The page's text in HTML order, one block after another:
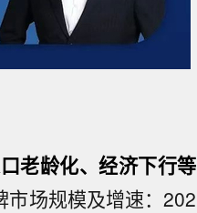
老龄化、经济下行等
市场规模及增速：202